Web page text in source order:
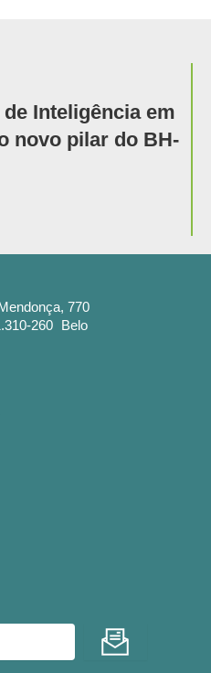
Inteligência em
novo pilar do BH-
770
260 Belo
Enviar